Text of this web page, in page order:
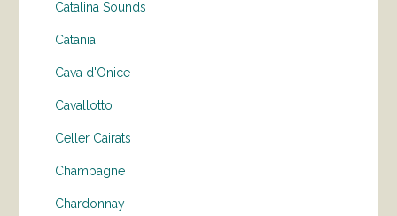
Catalina Sounds
Catania
Cava d'Onice
Cavallotto
Celler Cairats
Champagne
Chardonnay